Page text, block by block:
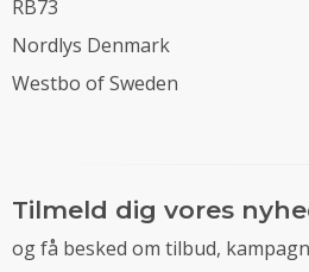
RB73
Nordlys Denmark
Westbo of Sweden
Tilmeld dig vores
og få besked om tilbud,